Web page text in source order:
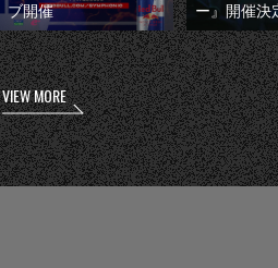
ブ開催
ー』開催決
VIEW MORE